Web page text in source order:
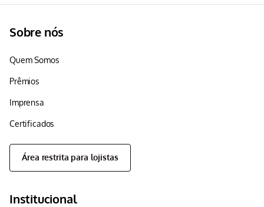
Sobre nós
Quem Somos
Prêmios
Imprensa
Certificados
Área restrita para lojistas
Institucional